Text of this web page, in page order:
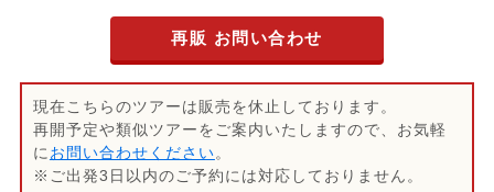
再販 お問い合わせ
現在こちらのツアーは販売を休止しております。
再開予定や類似ツアーをご案内いたしますので、お気軽
にお問い合わせください。
※ご出発3日以内のご予約には対応しておりません。